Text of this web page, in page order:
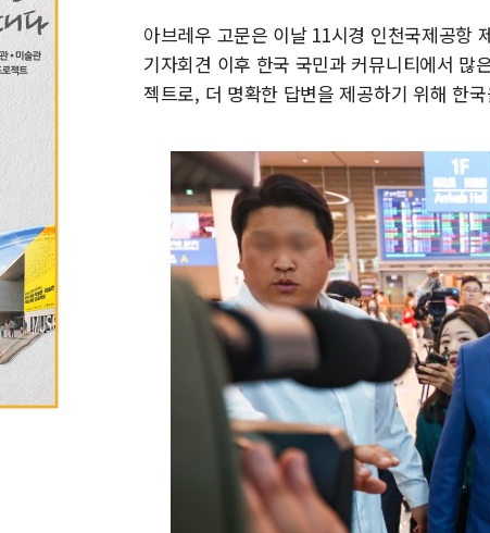
아브레우 고문은 이날 11시경 인천국제공항
기자회견 이후 한국 국민과 커뮤니티에서
젝트로, 더 명확한 답변을 제공하기 위해 한